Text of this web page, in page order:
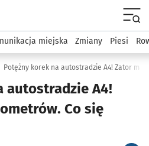
podserwis: Komunikacja
miejska Zmiany Piesi
Potężny korek na autostradzie A4! Zator ma
autostradzie A4!
Co się